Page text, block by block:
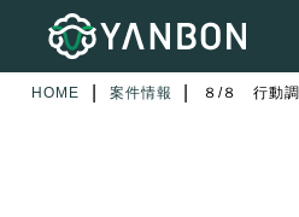
HOME 案件情報